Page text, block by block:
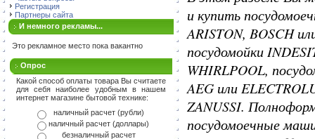
Регистрация
Партнеры сайта
И немного рекламы...
Это рекламное место пока вакантно
Опрос
Какой способ оплаты товара Вы считаете
для себя наиболее удобным в нашем
интернет магазине бытовой технике:
наличный расчет (рубли)
наличный расчет (доллары)
безналичный расчет
и купить
ARISTON, BOSCH
посудомойки
WHIRLPOOL,
AEG или
ZANUSSI.
посудомоечные